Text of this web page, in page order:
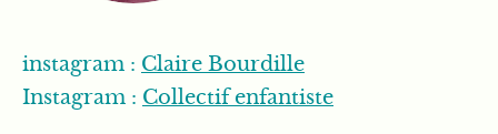
instagram : Claire Bourdille(nouvelle fenêtre)
Instagram : Collectif enfantiste(nouvelle